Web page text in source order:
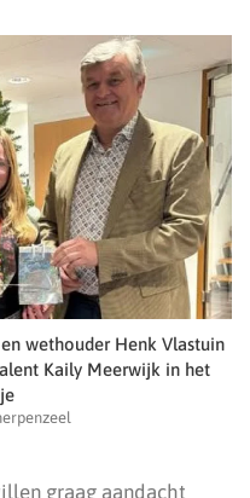
wethouder Henk Vlastuin
Kaily Meerwijk in het
graag aandacht